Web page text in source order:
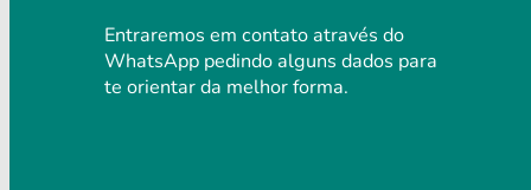
Entraremos em contato através do
WhatsApp pedindo alguns dados para
te orientar da melhor forma.